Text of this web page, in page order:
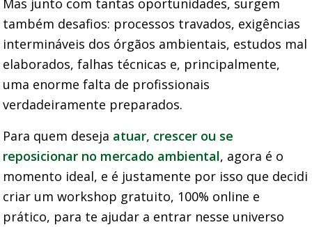
Mas junto com tantas oportunidades, surgem
também desafios: processos travados, exigências
intermináveis dos órgãos ambientais, estudos mal
elaborados, falhas técnicas e, principalmente,
uma enorme falta de profissionais
verdadeiramente preparados.
Para quem deseja atuar, crescer ou se
reposicionar no mercado ambiental, agora é o
momento ideal, e é justamente por isso que decidi
criar um workshop gratuito, 100% online e
prático, para te ajudar a entrar nesse universo